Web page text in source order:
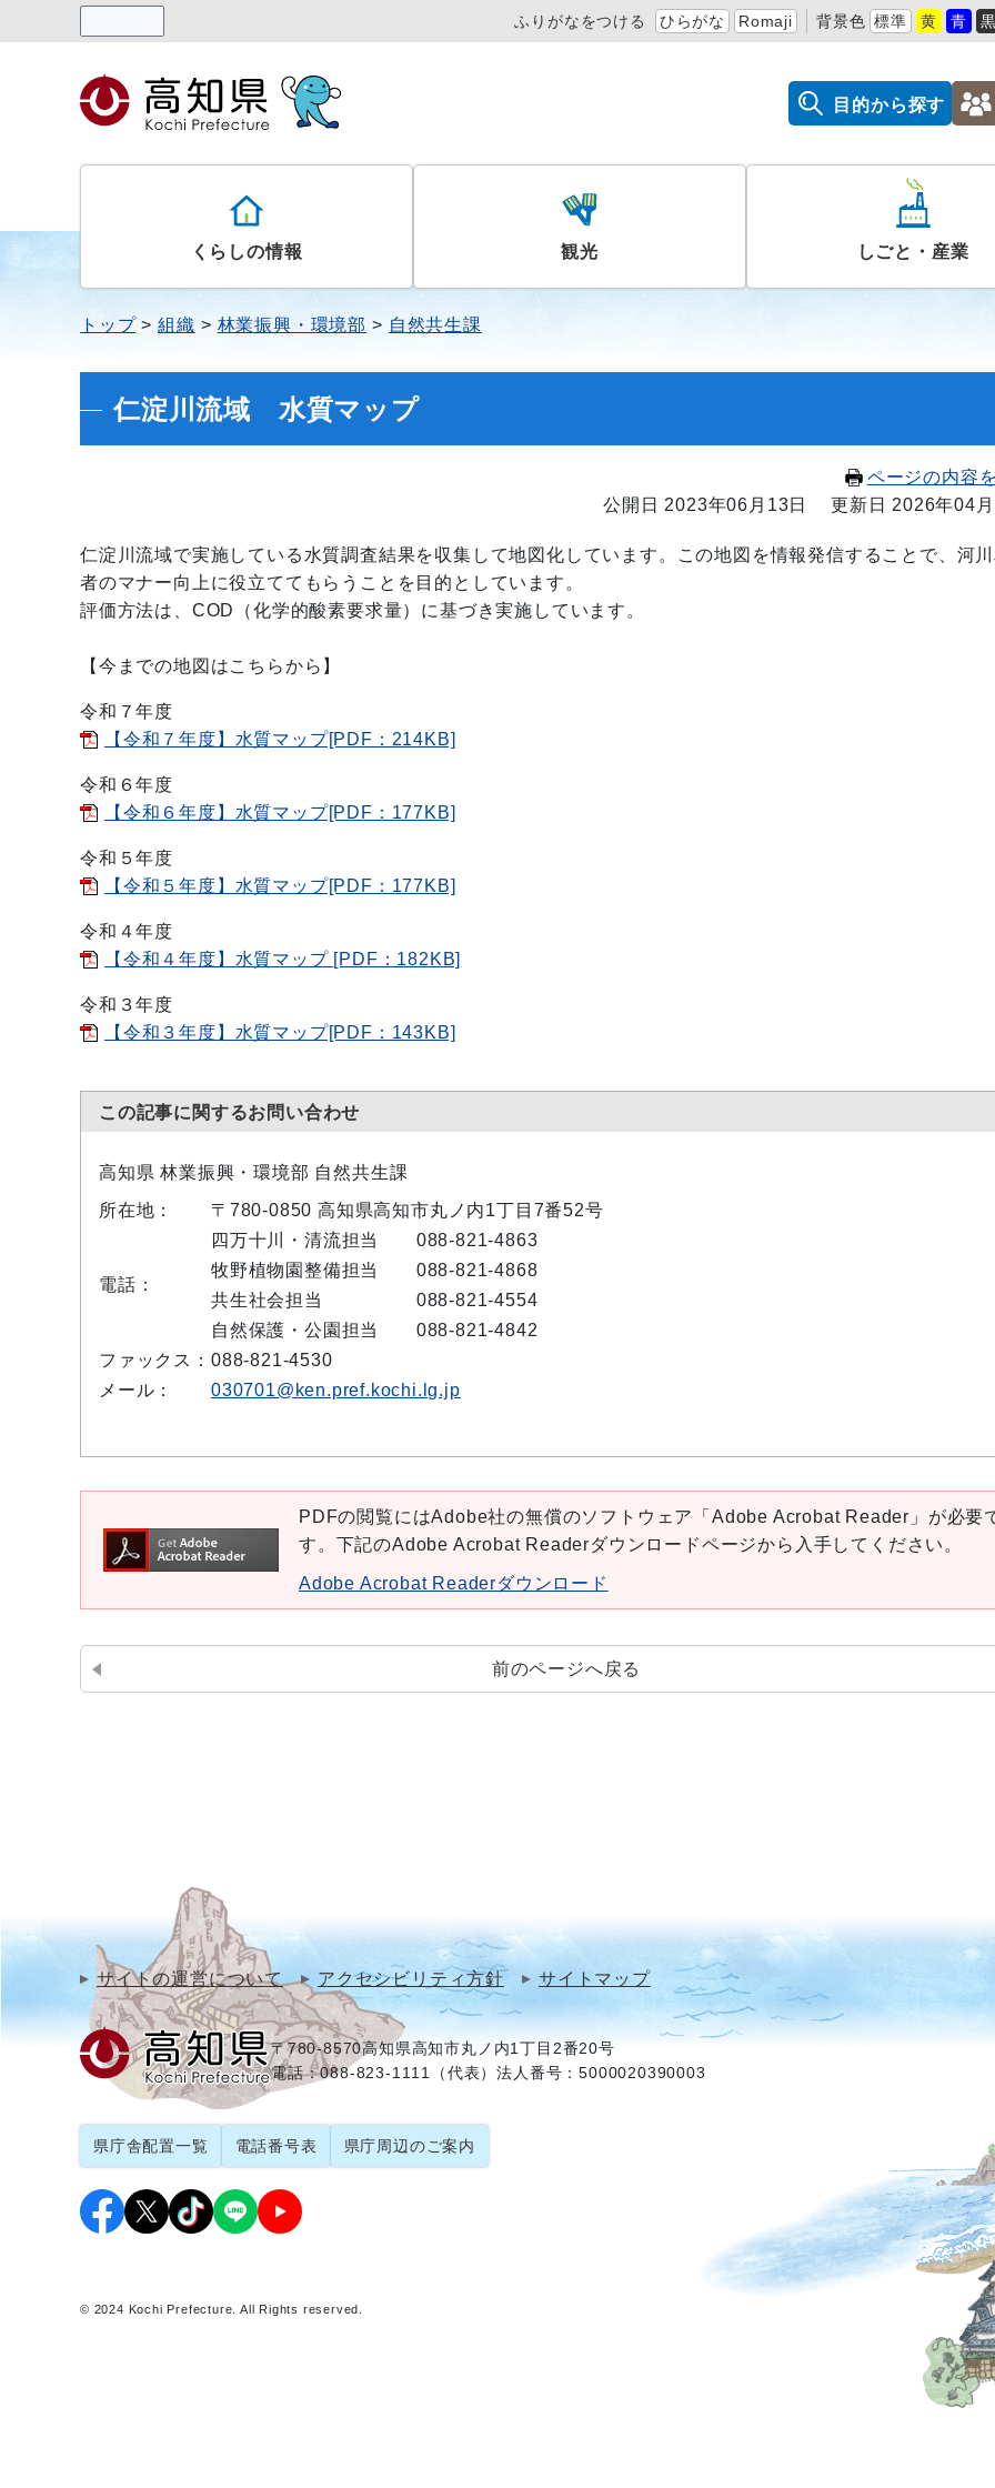
ふりがなをつける ひらがな Romaji 背景色 標準 黄 青
目的から探す
くらしの情報 観光 しごと・産業
トップ 組織 林業振興・環境部 自然共生課
仁淀川流域 水質マップ
ページの内容
公開日 2023年06月13日
更新日 2026年04
仁淀川流域で実施している水質調査結果を収集して地図化しています。この地図を情報発信することで、河
者のマナー向上に役立ててもらうことを目的としています。
評価方法は、COD（化学的酸素要求量）に基づき実施しています。
【今までの地図はこちらから】
令和７年度
【令和７年度】水質マップ[PDF：214KB]
令和６年度
【令和６年度】水質マップ[PDF：177KB]
令和５年度
【令和５年度】水質マップ[PDF：177KB]
令和４年度
【令和４年度】水質マップ [PDF：182KB]
令和３年度
【令和３年度】水質マップ[PDF：143KB]
この記事に関するお問い合わせ
高知県 林業振興・環境部 自然共生課
所在地：
〒780-0850 高知県高知市丸ノ内1丁目7番52号
電話：
四万十川・清流担当 088-821-4863
牧野植物園整備担当 088-821-4868
共生社会担当 088-821-4554
自然保護・公園担当 088-821-4842
ファックス： 088-821-4530
メール：
030701@ken.pref.kochi.lg.jp
PDFの閲覧にはAdobe社の無償のソフトウェア「Adobe Acrobat Reader」が必要
す。下記のAdobe Acrobat Readerダウンロードページから入手してください。
Adobe Acrobat Readerダウンロード
前のページへ戻る
サイトの運営について アクセシビリティ方針 サイトマップ
〒780-8570高知県高知市丸ノ内1丁目2番20号
電話：088-823-1111（代表）法人番号：5000020390003
県庁舎配置一覧 電話番号表 県庁周辺のご案内
© 2024 Kochi Prefecture. All Rights reserved.